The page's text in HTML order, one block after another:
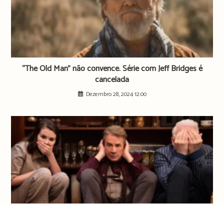
“The Old Man” não convence. Série com Jeff Bridges é
cancelada
Dezembro 28, 2024 12:00